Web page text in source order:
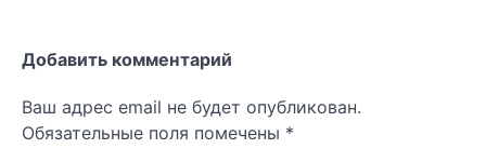
Добавить комментарий
Ваш адрес email не будет опубликован.
Обязательные поля помечены *